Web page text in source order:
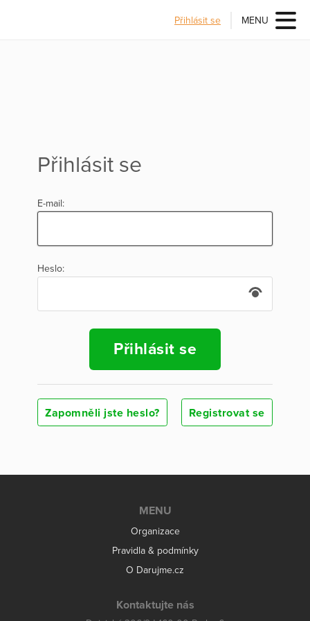
Přihlásit se MENU
Přihlásit se
E-mail:
Heslo:
Přihlásit se
Zapomněli jste heslo? Registrovat se
MENU
Organizace
Pravidla & podmínky
O Darujme.cz
Kontaktujte nás